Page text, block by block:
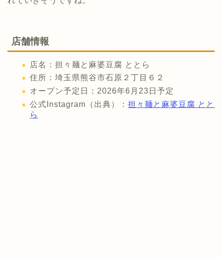
店舗情報
店名：担々麺と麻婆豆腐 ととら
住所：埼玉県熊谷市石原２丁目６２
オープン予定日：2026年6月23日予定
公式Instagram（出典）： 担々麺と麻婆豆腐 とと
ら